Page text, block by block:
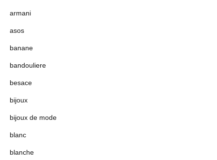
armani
asos
banane
bandouliere
besace
bijoux
bijoux de mode
blanc
blanche